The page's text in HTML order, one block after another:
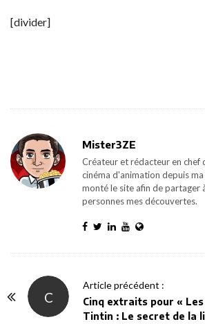
[divider]
Mister3ZE
Créateur et rédacteur en chef
cinéma d'animation depuis
monté le site afin de partager
personnes mes découvertes.
C
Article précédent :
Cinq extraits pour «
Tintin : Le secret de la